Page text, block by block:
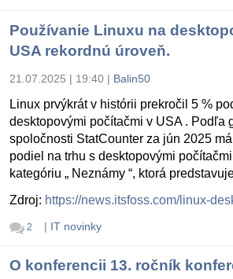
Používanie Linuxu na
USA rekordnú úroveň.
21.07.2025 | 19:40 | Balin50
Linux prvýkrát v histórii prekročil 5 %
desktopovými počítačmi v USA . Podľa
spoločnosti StatCounter za jún 2025
podiel na trhu s desktopovými
kategóriu „ Neznámy “, ktorá
Zdroj: https://news.itsfoss.com/linux-
2 | IT novinky
O konferencii 13. ročník